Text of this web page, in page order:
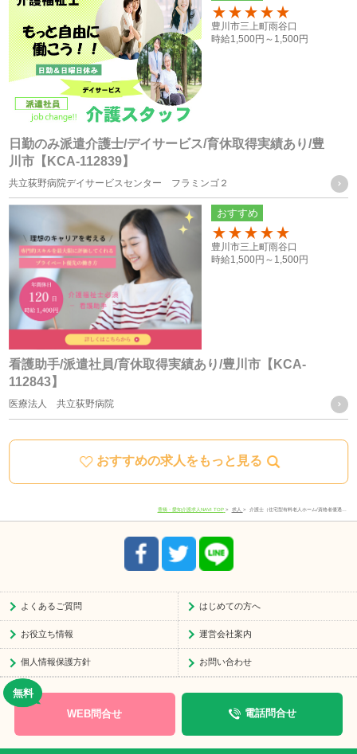
お取引様の個人情報
・お問い合せフォーム、求人依頼フォーム、口頭（電話等）
またはFAXによる取得
個人情報の管理について責任を有する者の名称
・株式会社フォーテック
統計処理されたデータの利用
当社は、提供を受けた個人情報をもとに、個人を特定できな
いよう加工した統計データを作成することがあります。個人
を特定できない統計データについては、当社は何ら制限なく
利用することができるものとします。
ご質問及びご苦情の窓口
当社における個人データの取り扱いに関するご質問やご苦情
に関しては下記の窓口にご連絡ください。
住所 愛知県豊川市宿町寺前66-1
8:30-17:30
おすすめの求人をもっと見る
日勤のみ派遣介護士/デイサービス/育休取得実績あり/豊
川市【KCA-112839】
共立荻野病院デイサービスセンター フラミンゴ２
100
豊川市三上町雨谷口
時給1,500円～ 1,500円
看護助手/派遣社員/育休取得実績あり/豊川市【KCA-
112843】
医療法人 共立荻野病院
おすすめ
100
豊川市三上町雨谷口
時給1,500円～ 1,500円
豊橋・愛知介護求人NAVI TOP 求人 介護士（住宅型有料老人ホーム/資格者優遇…
よくあるご質問 はじめての方へ
お役立ち情報 運営会社案内
個人情報保護方針 お問い合わせ
電話問合せ
WEB問合せ